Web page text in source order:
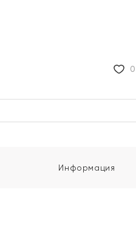
0
Информация